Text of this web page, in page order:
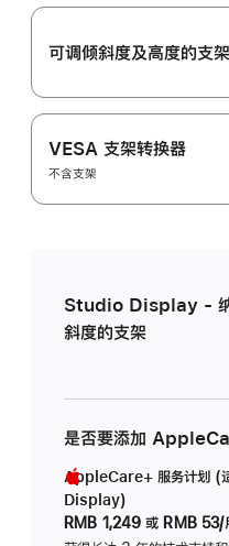
可调倾斜度及高‍度的支‍架
VESA 支架转换器
不含支架
Studio Display - 纳
斜度的支架
是否要添加
AppleCare+ 服务计划 (
Display)
RMB 1,249 或 RMB 53/